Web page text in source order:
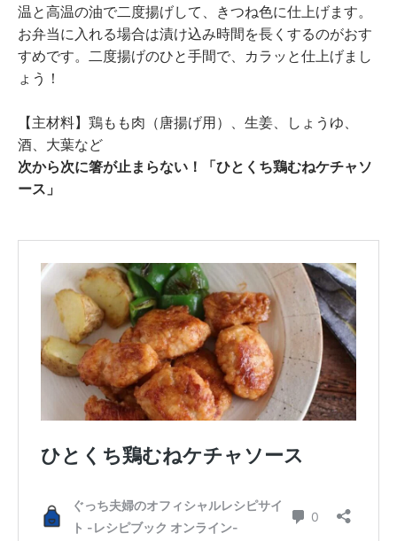
温と高温の油で二度揚げして、きつね色に仕上げます。
お弁当に入れる場合は漬け込み時間を長くするのがおす
すめです。二度揚げのひと手間で、カラッと仕上げまし
ょう！
【主材料】鶏もも肉（唐揚げ用）、生姜、しょうゆ、
酒、大葉など
次から次に箸が止まらない！「ひとくち鶏むねケチャソ
ース」